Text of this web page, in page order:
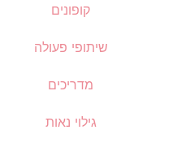
קופונים
שיתופי פעולה
מדריכים
גילוי נאות